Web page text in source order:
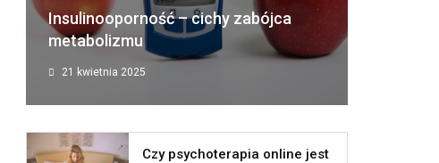
Insulinooporność – cichy zabójca
metabolizmu
21 kwietnia 2025
Czy psychoterapia online jest